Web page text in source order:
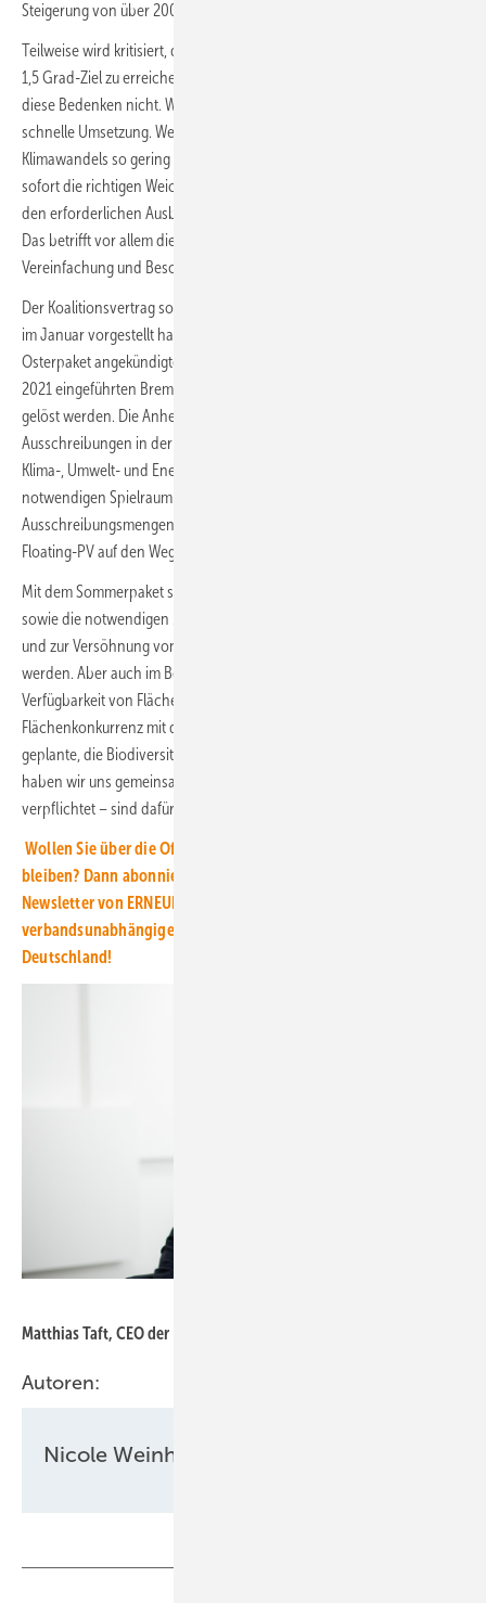
Steigerung von über 200 GW im Vergleich zu heute.
Teilweise wird kritisiert, dass dies noch immer nicht ausreicht, um das
1,5 Grad-Ziel zu erreichen. Was den Energiebereich betrifft, teilen wir
diese Bedenken nicht. Was wir jetzt aber dringend brauchen, ist die
schnelle Umsetzung. Wenn wir die katastrophalen Auswirkungen des
Klimawandels so gering wie möglich halten wollen, muss die Politik
sofort die richtigen Weichen stellen und Hürden abbauen, damit wir
den erforderlichen Ausbau der Erneuerbaren umgesetzt bekommen.
Das betrifft vor allem die Flächenverfügbarkeit für Projekte sowie die
Vereinfachung und Beschleunigung von Genehmigungsverfahren.
Der Koalitionsvertrag sowie das Papier, das Bundesminister Habeck
im Januar vorgestellt hat, zeigen in die richtige Richtung. Mit der als
Osterpaket angekündigten EEG-Novelle müssen nun die mit dem EEG
2021 eingeführten Bremsen für den PV-Ausbau auf Gewerbedächern
gelöst werden. Die Anhebung der Grenze für verpflichtende
Ausschreibungen in der jüngst in Kraft getretenen Novellierung der
Klima-, Umwelt- und Energiebeihilfeleitlinien der EU bieten dafür den
notwendigen Spielraum. Außerdem müssen die
Ausschreibungsmengen an die neuen Ziele angepasst und Agri- und
Floating-PV auf den Weg gebracht werden.
Mit dem Sommerpaket sollten dann das Zwei-Prozent-Flächenziel
sowie die notwendigen Maßnahmen zur Planungsbeschleunigung
und zur Versöhnung von Artenschutz und Windkraftausbau umgesetzt
werden. Aber auch im Bereich der Freiflächen-Solarparks muss die
Verfügbarkeit von Flächen signifikant erhöht und die gefühlte
Flächenkonkurrenz mit der Landwirtschaft gelöst werden. Gut
geplante, die Biodiversität fördernde Solarparks – zu diesem Standard
haben wir uns gemeinsam mit zahlreichen Wettbewerbern
verpflichtet – sind dafür ein wichtiges Element.
Wollen Sie über die Offshore-Windenergie auf dem Laufenden
bleiben? Dann abonnieren Sie einfach den kostenlosen
Newsletter von ERNEUERBARE ENERGIEN – dem größten
verbandsunabhängigen Magazin für erneuerbare Energien in
Deutschland!
Matthias Taft, CEO der Baywa RE AG, im Interview.
Autoren:
Nicole Weinhold